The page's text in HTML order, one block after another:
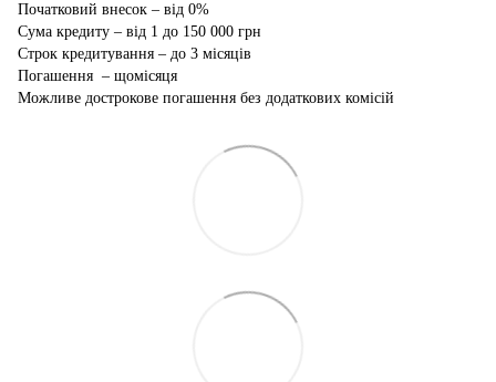
Початковий внесок – від 0%
Сума кредиту – від 1 до 150 000 грн
Строк кредитування – до 3 місяців
Погашення – щомісяця
Можливе дострокове погашення без додаткових комісій